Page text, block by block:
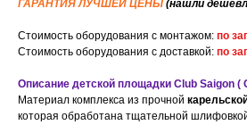
ГАРАНТИЯ ЛУЧШЕЙ ЦЕНЫ(нашли
Стоимость оборудования с монтажом: по
Стоимость оборудования с доставкой: по
Описание детской площадки Club Saigon (
Материал комплекса из прочной
которая обработана тщательной